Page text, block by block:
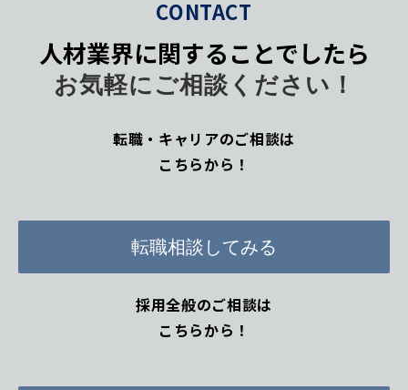
CONTACT
人材業界に関することでしたら
お気軽にご相談ください！
転職・キャリアのご相談は
こちらから！
転職相談してみる
採用全般のご相談は
こちらから！